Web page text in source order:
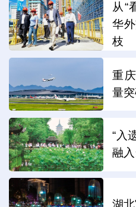
从“
华
枝
重
量
“入
融